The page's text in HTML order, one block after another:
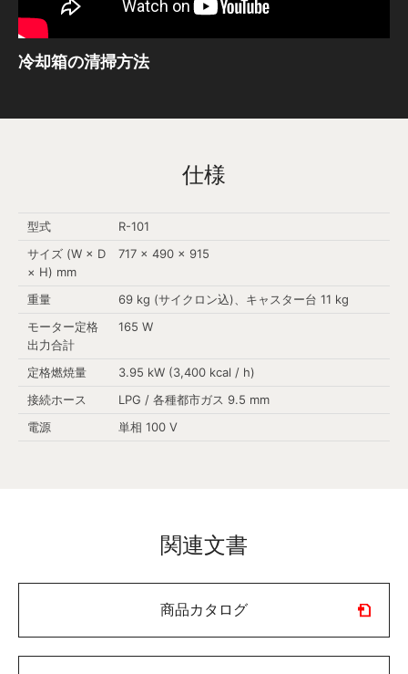
冷却箱の清掃方法
仕様
型式
R-101
サイズ (W × D
× H) mm
717 × 490 × 915
重量
69 kg (サイクロン込)、キャスター台 11 kg
モーター定格
出力合計
165 W
定格燃焼量
3.95 kW (3,400 kcal / h)
接続ホース
LPG / 各種都市ガス 9.5 mm
電源
単相 100 V
関連文書
商品カタログ